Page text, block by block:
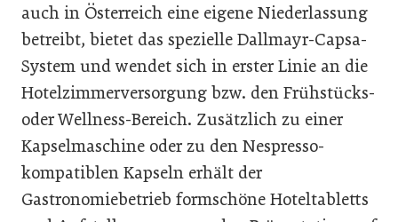
auch in Österreich eine eigene Niederlassung
betreibt, bietet das spezielle Dallmayr-Capsa-
System und wendet sich in erster Linie an die
Hotelzimmerversorgung bzw. den Frühstücks-
oder Wellness-Bereich. Zusätzlich zu einer
Kapselmaschine oder zu den Nespresso-
kompatiblen Kapseln erhält der
Gastronomiebetrieb formschöne Hoteltabletts